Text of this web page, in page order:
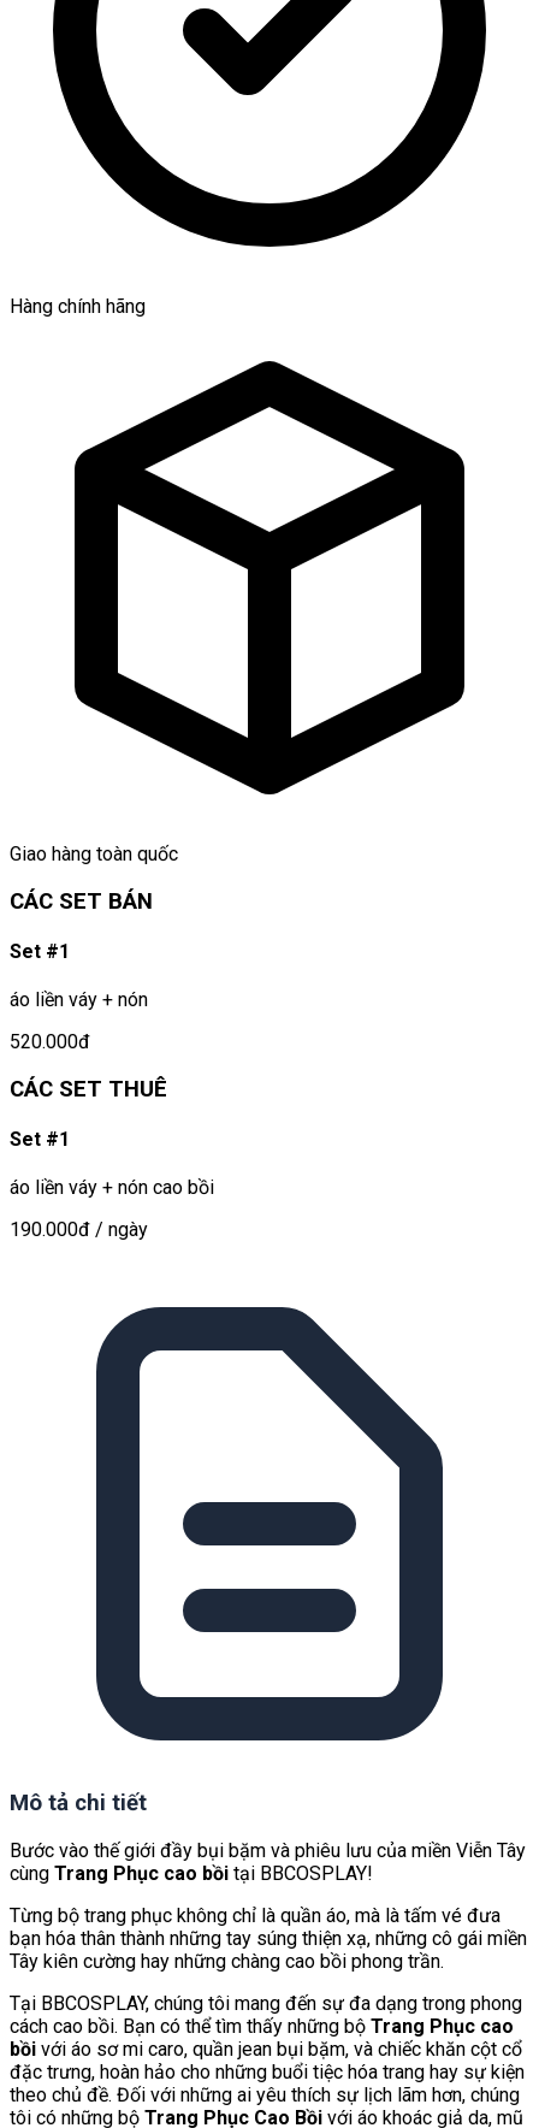
Hàng chính hãng
Giao hàng toàn quốc
CÁC SET BÁN
Set #1
áo liền váy + nón
520.000đ
CÁC SET THUÊ
Set #1
áo liền váy + nón cao bồi
190.000đ / ngày
Mô tả chi tiết
Bước vào thế giới đầy bụi bặm và phiêu lưu của miền Viễn Tây
cùng Trang Phục cao bồi tại BBCOSPLAY!
Từng bộ trang phục không chỉ là quần áo, mà là tấm vé đưa
bạn hóa thân thành những tay súng thiện xạ, những cô gái miền
Tây kiên cường hay những chàng cao bồi phong trần.
Tại BBCOSPLAY, chúng tôi mang đến sự đa dạng trong phong
cách cao bồi. Bạn có thể tìm thấy những bộ Trang Phục cao
bồi với áo sơ mi caro, quần jean bụi bặm, và chiếc khăn cột cổ
đặc trưng, hoàn hảo cho những buổi tiệc hóa trang hay sự kiện
theo chủ đề. Đối với những ai yêu thích sự lịch lãm hơn, chúng
tôi có những bộ Trang Phục Cao Bồi với áo khoác giả da, mũ